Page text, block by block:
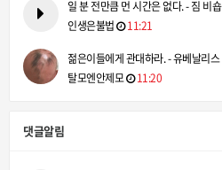
일 분 전만큼 먼 시간은 없다. - 짐 비숍
인생은불법
11:21
젊은이들에게 관대하라. - 유베날리스
탈모엔안제모
11:20
댓글알림